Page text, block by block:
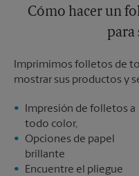
Cómo hacer un
para
Imprimimos folletos de
mostrar sus productos y
Impresión de folletos a
todo color,
Opciones de papel
brillante
Encuentre el pliegue